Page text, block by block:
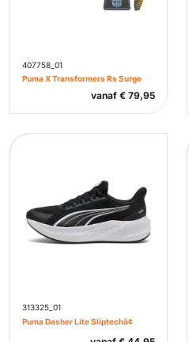
407758_01
Puma X Transformers Rs Surge
vanaf € 79,95
313325_01
Puma Dasher Lite Sliptechâ¢